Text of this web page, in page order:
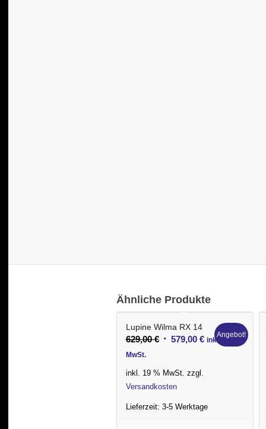
Ähnliche Produkte
Lupine Wilma RX 14
629,00€ Ursprünglicher
579,00 €Aktueller
inkl.
MwSt.
Angebot!
inkl. 19 % MwSt. zzgl.
Versandkosten
Lieferzeit: 3-5 Werktage